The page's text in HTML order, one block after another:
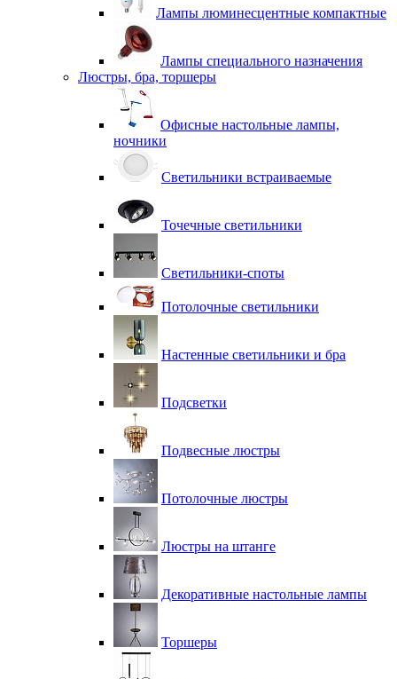
Лампы люминесцентные компактные
Лампы специального назначения
Люстры, бра, торшеры
Офисные настольные лампы,
ночники
Светильники встраиваемые
Точечные светильники
Светильники-споты
Потолочные светильники
Настенные светильники и бра
Подсветки
Подвесные люстры
Потолочные люстры
Люстры на штанге
Декоративные настольные лампы
Торшеры